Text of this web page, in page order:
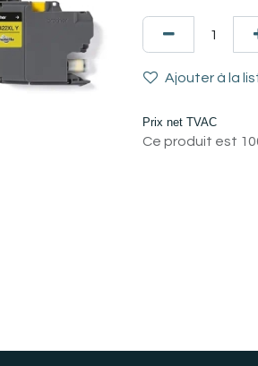
Ajouter à la
Prix net TVAC
Ce produit est